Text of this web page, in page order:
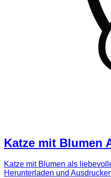
Katze mit Blumen
Katze mit Blumen als
Herunterladen und